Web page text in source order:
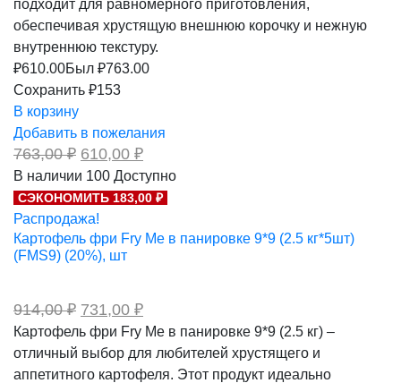
подходит для равномерного приготовления,
обеспечивая хрустящую внешнюю корочку и нежную
внутреннюю текстуру.
₽610.00Был ₽763.00
Сохранить ₽153
В корзину
Добавить в пожелания
763,00₽ Первоначальная
цена
составляла
763,00 ₽.
610,00 ₽Текущая
610,00 ₽.
В наличии 100 Доступно
СЭКОНОМИТЬ 183,00 ₽
Распродажа!
Картофель фри Fry Me в панировке 9*9 (2.5 кг*5шт)
(FMS9) (20%), шт
914,00₽ Первоначальная
цена
составляла
914,00 ₽.
731,00 ₽Текущая
цена:
731,00 ₽.
Картофель фри Fry Me в панировке 9*9 (2.5 кг) –
отличный выбор для любителей хрустящего и
аппетитного картофеля. Этот продукт идеально